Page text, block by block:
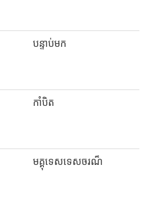
បន្ទាប់មក
កាំបិត
ម​គ្គុ​ទេស​ទេសចរ​ណ៏